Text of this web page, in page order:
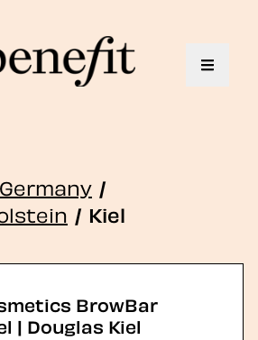
Toggle
Germany /
/ Kiel
BrowBar
| Douglas Kiel